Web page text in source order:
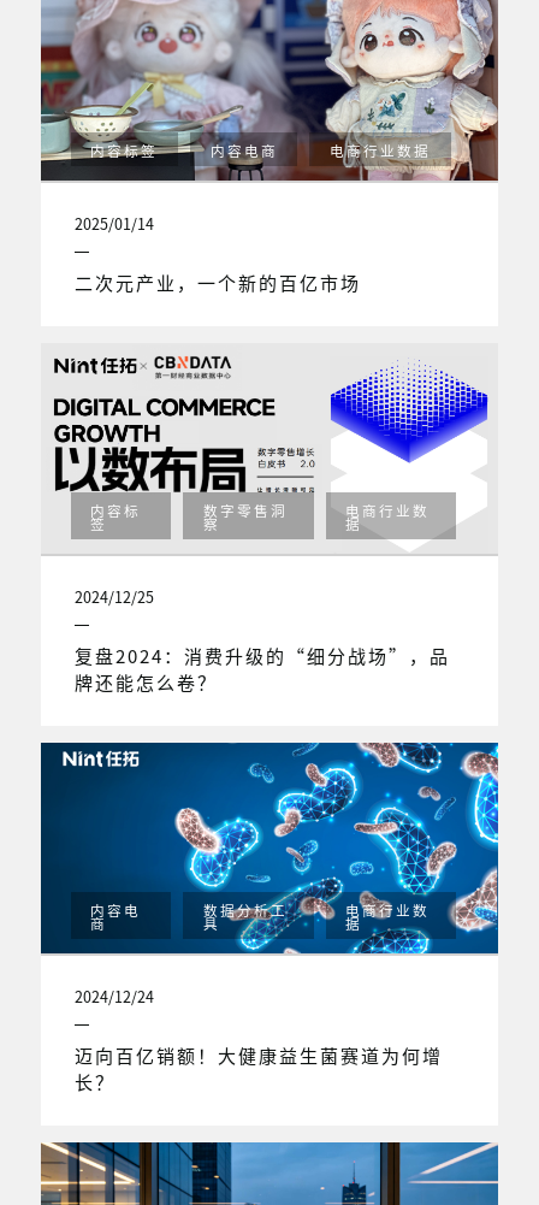
内容标签 内容电商 电商行业数据
2025/01/14
二次元产业，一个新的百亿市场
内容标
签
数字零售洞
察
电商行业数
据
2024/12/25
复盘2024：消费升级的“细分战场”，品
牌还能怎么卷？
内容电
商
数据分析工
具
电商行业数
据
2024/12/24
迈向百亿销额！大健康益生菌赛道为何增
长？